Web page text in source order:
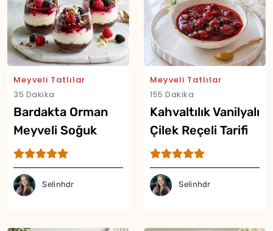
Meyveli Tatlılar
35 Dakika
Bardakta Orman
Meyveli Soğuk
Cheesecake Tarifi
Selinhdr
Meyveli Tatlılar
155 Dakika
Kahvaltılık Vanilyalı
Çilek Reçeli Tarifi
Selinhdr